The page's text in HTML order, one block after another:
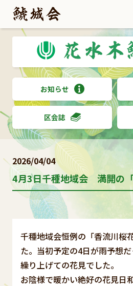
お知らせ
区会誌
2026/04/04
4月3日千種地域会 満開の「
千種地域会恒例の「香流川桜
た。当初予定の4日が雨予想
繰り上げての花見でした。
お陰様で暖かい絶好の花見日